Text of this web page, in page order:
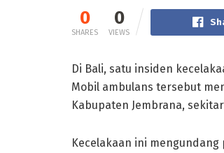
0
SHARES
0
VIEWS
Di Bali, satu insiden
Mobil ambulans tersebut
Kabupaten Jembrana, sekitar
Kecelakaan ini